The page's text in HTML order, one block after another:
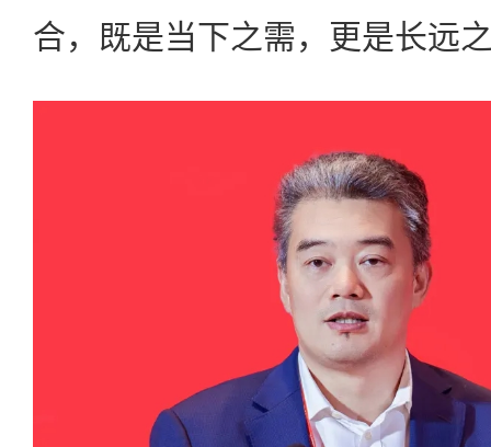
合，既是当下之需，更是长远